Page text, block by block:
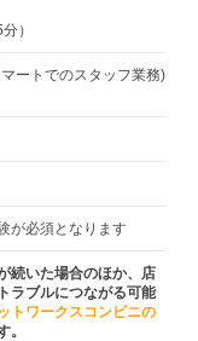
）
ートでのスタッフ業務)
が必須となります
続いた場合のほか、店
ラブルにつながる可能
トワークスコンビニの
。